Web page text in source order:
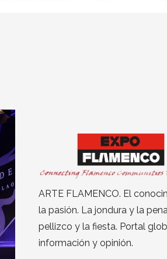
ARTE FLAMENCO. El
la pasión. La jondura y la
pellizco y la fiesta. Portal
información y opinión.